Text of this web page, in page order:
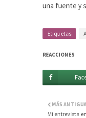
una fuente y
Etiquetas
REACCIONES
MÁS ANTIGUA
Mi entrevista